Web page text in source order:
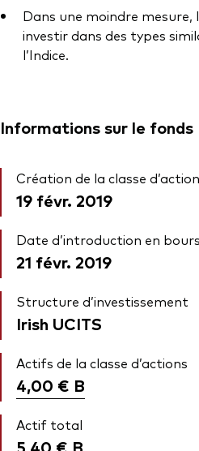
Dans une moindre
investir dans des types
l’Indice.
Informations sur le fonds
Création de la classe
19 févr. 2019
Date d’introduction en
21 févr. 2019
Structure d’investissement
Irish UCITS
Actifs de la classe d’actions
4,00 € B
Actif total